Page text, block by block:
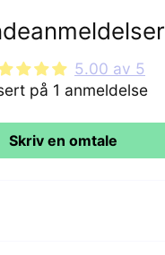
5.00 av 5
på 1 anmeldelse
Skriv en omtale